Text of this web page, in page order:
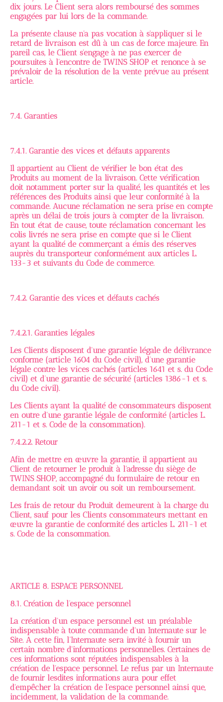
dix jours. Le Client sera alors remboursé des sommes
engagées par lui lors de la commande.
La présente clause n'a pas vocation à s'appliquer si le
retard de livraison est dû à un cas de force majeure. En
pareil cas, le Client s'engage à ne pas exercer de
poursuites à l'encontre de TWINS SHOP et renonce à se
prévaloir de la résolution de la vente prévue au présent
article.
7.4. Garanties
7.4.1. Garantie des vices et défauts apparents
Il appartient au Client de vérifier le bon état des
Produits au moment de la livraison. Cette vérification
doit notamment porter sur la qualité, les quantités et les
références des Produits ainsi que leur conformité à la
commande. Aucune réclamation ne sera prise en compte
après un délai de trois jours à compter de la livraison.
En tout état de cause, toute réclamation concernant les
colis livrés ne sera prise en compte que si le Client
ayant la qualité de commerçant a émis des réserves
auprès du transporteur conformément aux articles L.
133-3 et suivants du Code de commerce.
7.4.2. Garantie des vices et défauts cachés
7.4.2.1. Garanties légales
Les Clients disposent d'une garantie légale de délivrance
conforme (article 1604 du Code civil), d’une garantie
légale contre les vices cachés (articles 1641 et s. du Code
civil) et d’une garantie de sécurité (articles 1386-1 et s.
du Code civil).
Les Clients ayant la qualité de consommateurs disposent
en outre d'une garantie légale de conformité (articles L.
211-1 et s. Code de la consommation).
7.4.2.2. Retour
Afin de mettre en œuvre la garantie, il appartient au
Client de retourner le produit à l'adresse du siège de
TWINS SHOP, accompagné du formulaire de retour en
demandant soit un avoir ou soit un remboursement.
Les frais de retour du Produit demeurent à la charge du
Client, sauf pour les Clients consommateurs mettant en
œuvre la garantie de conformité des articles L. 211-1 et
s. Code de la consommation.
ARTICLE 8. ESPACE PERSONNEL
8.1. Création de l’espace personnel
La création d'un espace personnel est un préalable
indispensable à toute commande d'un Internaute sur le
Site. A cette fin, l’Internaute sera invité à fournir un
certain nombre d'informations personnelles. Certaines de
ces informations sont réputées indispensables à la
création de l'espace personnel. Le refus par un Internaute
de fournir lesdites informations aura pour effet
d'empêcher la création de l'espace personnel ainsi que,
incidemment, la validation de la commande.